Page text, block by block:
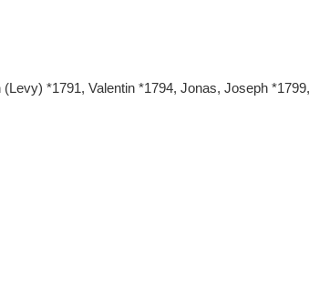
*1791, Valentin *1794, Jonas, Joseph